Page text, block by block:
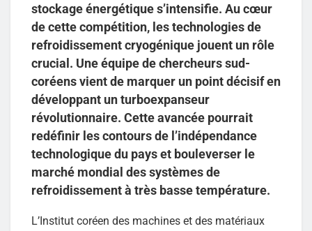
stockage énergétique s’intensifie. Au cœur
de cette compétition, les technologies de
refroidissement cryogénique jouent un rôle
crucial. Une équipe de chercheurs sud-
coréens vient de marquer un point décisif en
développant un turboexpanseur
révolutionnaire. Cette avancée pourrait
redéfinir les contours de l’indépendance
technologique du pays et bouleverser le
marché mondial des systèmes de
refroidissement à très basse température.
L’Institut coréen des machines et des matériaux